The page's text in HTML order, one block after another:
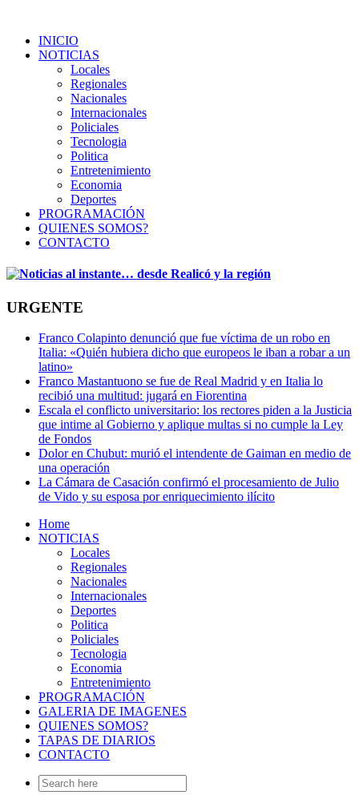
INICIO
NOTICIAS
Locales
Regionales
Nacionales
Internacionales
Policiales
Tecnologia
Politica
Entretenimiento
Economia
Deportes
PROGRAMACIÓN
QUIENES SOMOS?
CONTACTO
URGENTE
Franco Colapinto denunció que fue víctima de un robo en
Italia: «Quién hubiera dicho que europeos le iban a robar a un
latino»
Franco Mastantuono se fue de Real Madrid y en Italia lo
recibió una multitud: jugará en Fiorentina
Escala el conflicto universitario: los rectores piden a la Justicia
que intime al Gobierno y aplique multas si no cumple la Ley
de Fondos
Dolor en Chubut: murió el intendente de Gaiman en medio de
una operación
La Cámara de Casación confirmó el procesamiento de Julio
de Vido y su esposa por enriquecimiento ilícito
Home
NOTICIAS
Locales
Regionales
Nacionales
Internacionales
Deportes
Politica
Policiales
Tecnologia
Economia
Entretenimiento
PROGRAMACIÓN
GALERIA DE IMAGENES
QUIENES SOMOS?
TAPAS DE DIARIOS
CONTACTO
Search
for: